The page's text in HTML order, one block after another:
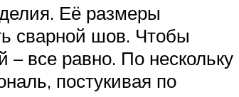
Её размеры
сварной шов. Чтобы
– все равно. По нескольку
постукивая по